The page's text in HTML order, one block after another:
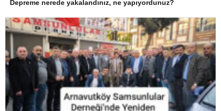
Depreme nerede yakalandınız, ne yapıyordunuz?